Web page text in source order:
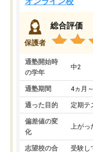
保護者
総合評価
通塾開始時
の学年
中2
通塾期間 4ヵ月
通った目的 定期テ
偏差値の変
化
上がっ
志望校の合
受験し